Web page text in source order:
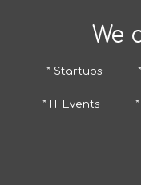
We
* Startups
* IT Events